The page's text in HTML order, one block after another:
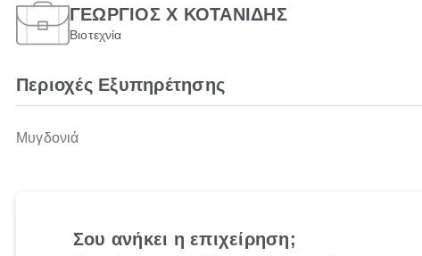
ΓΕΩΡΓΙΟΣ Χ ΚΟΤΑΝΙΔΗΣ
Βιοτεχνία
Περιοχές Εξυπηρέτησης
Μυγδονιά
Σου ανήκει η επιχείρηση;